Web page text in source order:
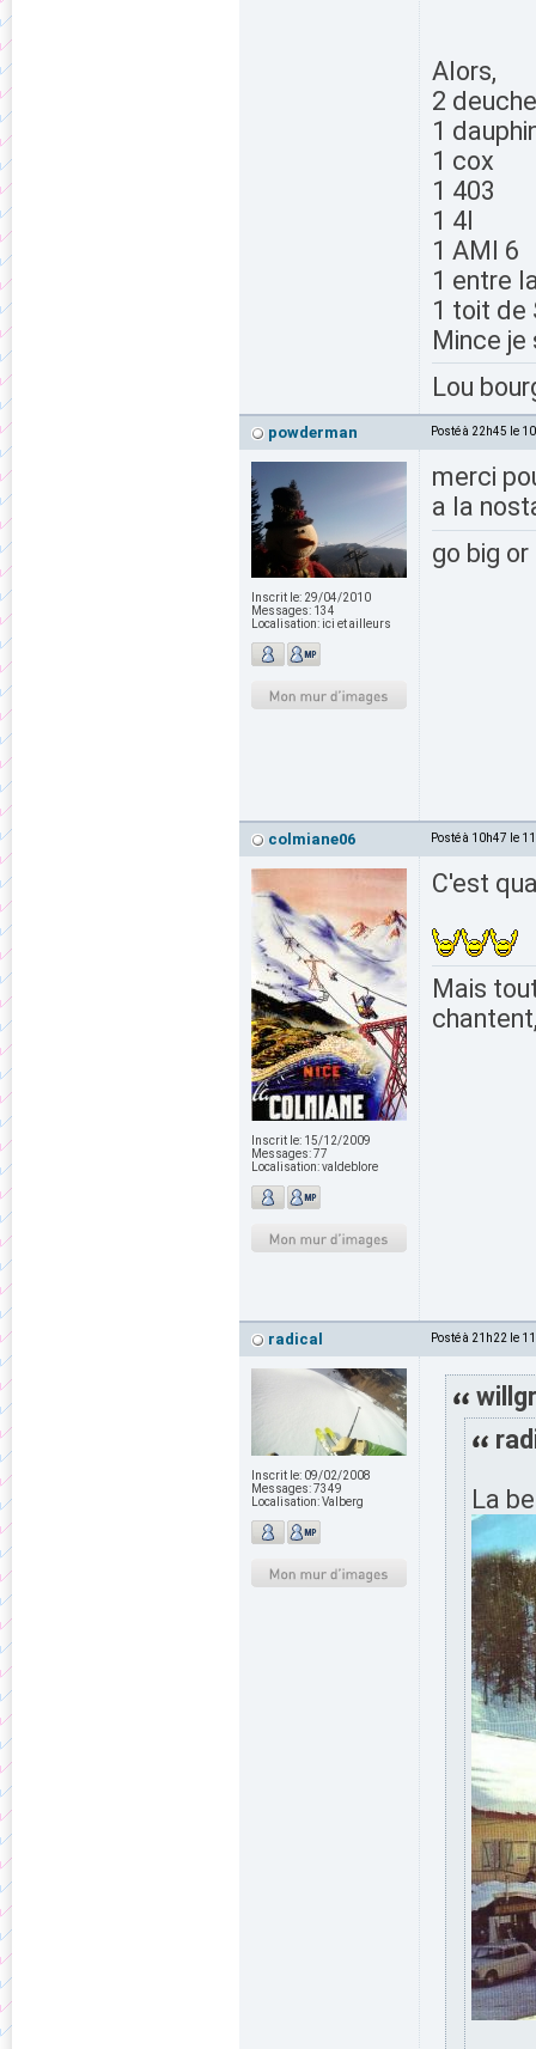
Alors,
2 deuche
1
1 cox
1 403
1 4l
1 AMI 6
1 entre
1 toit de
Mince je
Lou
powderman Posté à 22h45 le
Inscrit le: 29/04/2010
Messages: 134
Localisation:ici et ailleurs
merci
a la
go big
colmiane06 Posté à 10h47 le
Inscrit le: 15/12/2009
Messages:77
Localisation:valdeblore
C'est
Mais
radical Posté à 21h22 le
Inscrit le: 09/02/2008
Messages:7349
Localisation:Valberg
La